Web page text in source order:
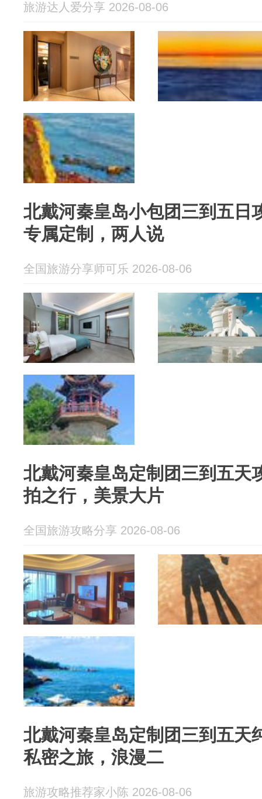
旅游达人爱分享 2026-08-06
北戴河秦皇岛小包团三到五日
专属定制，两人说
全国旅游分享师可乐 2026-08-06
北戴河秦皇岛定制团三到五天
拍之行，美景大片
全国旅游攻略分享 2026-08-06
北戴河秦皇岛定制团三到五天
私密之旅，浪漫二
旅游攻略推荐家小陈 2026-08-06